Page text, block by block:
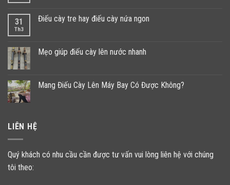
31
Th3
Điếu cày tre hay điếu cày nứa ngon
Mẹo giúp điếu cày lên nước nhanh
Mang Điếu Cày Lên Máy Bay Có Được Không?
LIÊN HỆ
Quý khách có nhu cầu cần được tư vấn vui lòng liên hệ với chúng
tôi theo: